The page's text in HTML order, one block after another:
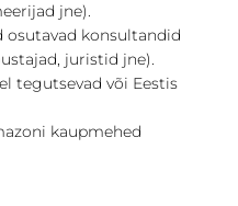
jne).
osutavad konsultandid
juristid jne).
tegutsevad või Eestis
kaupmehed